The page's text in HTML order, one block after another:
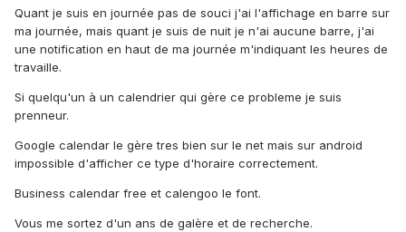
Quant je suis en journée pas de souci j'ai l'affichage en barre sur
ma journée, mais quant je suis de nuit je n'ai aucune barre, j'ai
une notification en haut de ma journée m'indiquant les heures de
travaille.
Si quelqu'un à un calendrier qui gère ce probleme je suis
prenneur.
Google calendar le gère tres bien sur le net mais sur android
impossible d'afficher ce type d'horaire correctement.
Business calendar free et calengoo le font.
Vous me sortez d'un ans de galère et de recherche.